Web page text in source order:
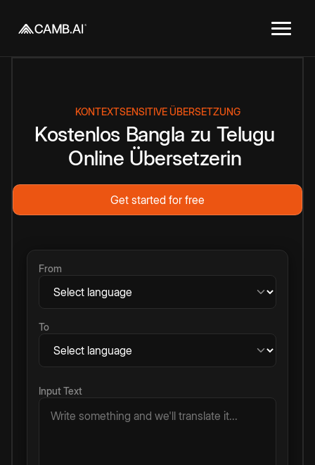
KONTEXTSENSITIVE ÜBERSETZUNG
Kostenlos Bangla zu Telugu
Online Übersetzerin
Get started for free
From
To
Input Text